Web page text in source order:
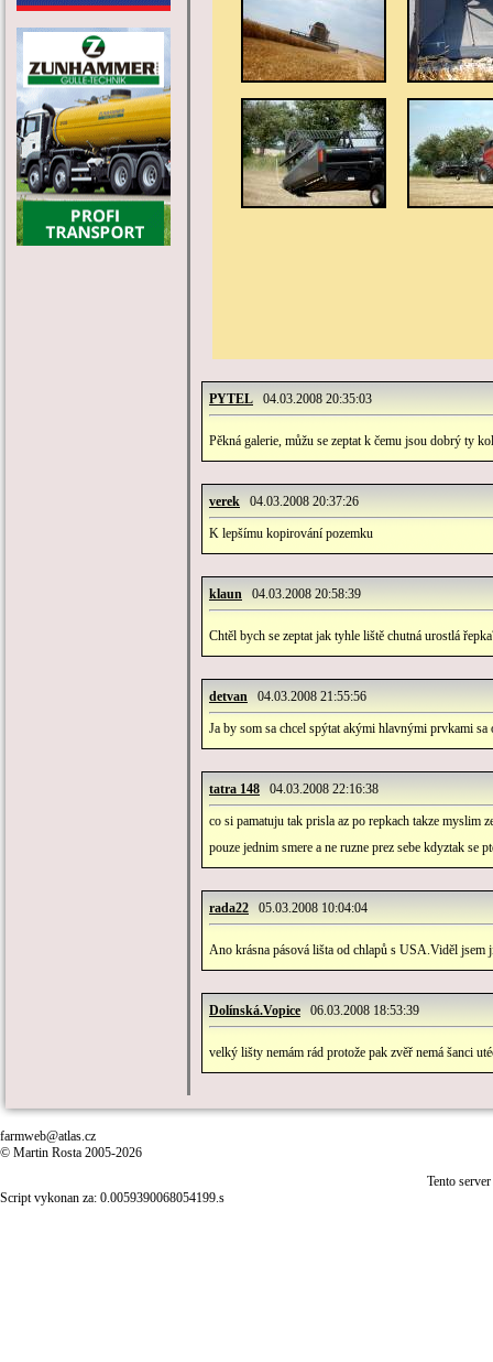
PYTEL 04.03.2008 20:35:03
Pěkná galerie, můžu se zeptat k čemu jsou dobrý ty
verek 04.03.2008 20:37:26
K lepšímu kopirování pozemku
klaun 04.03.2008 20:58:39
Chtěl bych se zeptat jak tyhle liště chutná urostlá
detvan 04.03.2008 21:55:56
Ja by som sa chcel spýtat akými hlavnými prvkami
tatra 148 04.03.2008 22:16:38
co si pamatuju tak prisla az po repkach takze myslim
pouze jednim smere a ne ruzne prez sebe kdyztak se
rada22 05.03.2008 10:04:04
Ano krásna pásová lišta od chlapů s USA.Viděl
Dolínská.Vopice 06.03.2008 18:53:39
velký lišty nemám rád protože pak zvěř nemá šanci
farmweb@atlas.cz
© Martin Rosta 2005-2026
Tento
Script vykonan za: 0.0059390068054199.s